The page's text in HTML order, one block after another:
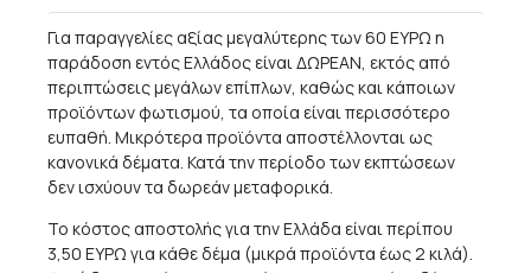
Για παραγγελίες αξίας μεγαλύτερης των 60 ΕΥΡΩ η
παράδοση εντός Ελλάδος είναι ΔΩΡΕΑΝ, εκτός από
περιπτώσεις μεγάλων επίπλων, καθώς και κάποιων
προϊόντων φωτισμού, τα οποία είναι περισσότερο
ευπαθή. Μικρότερα προϊόντα αποστέλλονται ως
κανονικά δέματα. Κατά την περίοδο των εκπτώσεων
δεν ισχύουν τα δωρεάν μεταφορικά.
Το κόστος αποστολής για την Ελλάδα είναι περίπου
3,50 ΕΥΡΩ για κάθε δέμα (μικρά προϊόντα έως 2 κιλά).